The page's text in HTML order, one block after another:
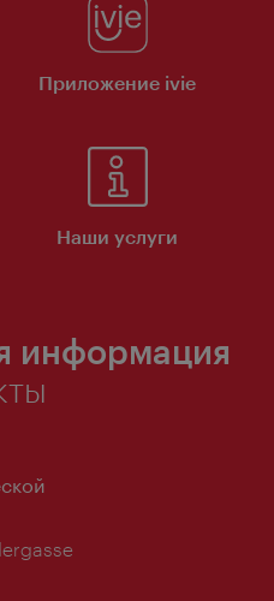
Приложение ivie
Наши услуги
информация